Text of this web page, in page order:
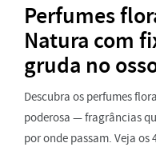
Perfumes
Natura com
gruda no
Descubra os perfumes
poderosa — fragrâncias
por onde passam. Veja os